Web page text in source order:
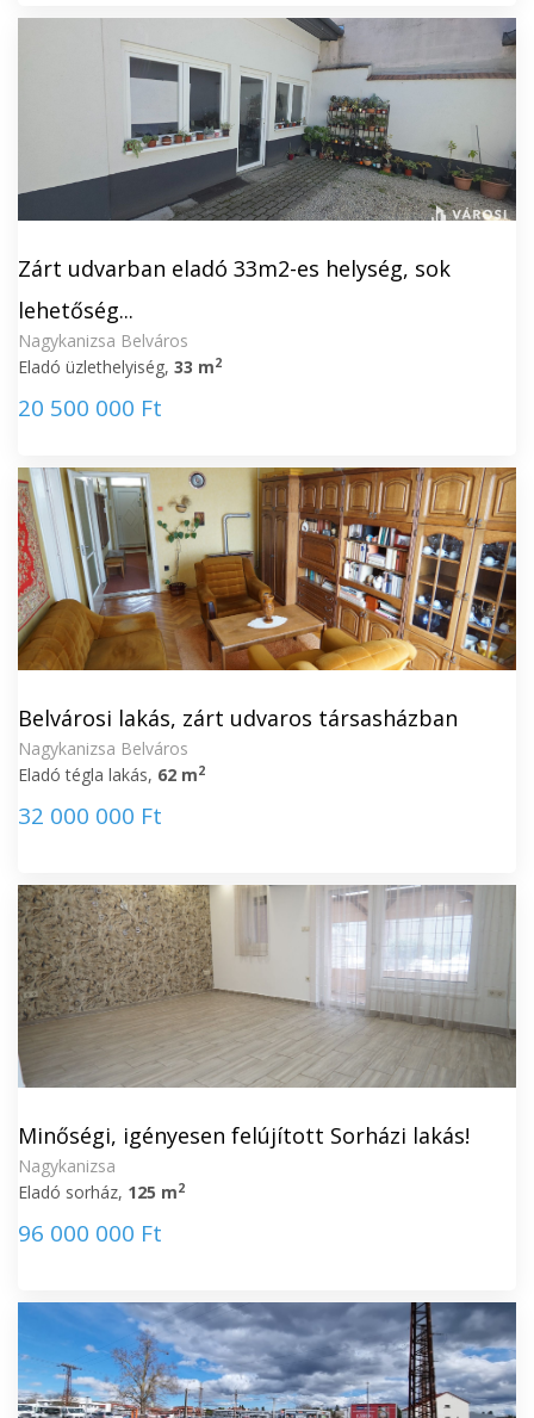
Zárt udvarban eladó 33m2-es helység, sok
lehetőség...
Nagykanizsa Belváros
Eladó üzlethelyiség, 33 m2
20 500 000 Ft
Belvárosi lakás, zárt udvaros társasházban
Nagykanizsa Belváros
Eladó tégla lakás, 62 m2
32 000 000 Ft
Minőségi, igényesen felújított Sorházi lakás!
Nagykanizsa
Eladó sorház, 125 m2
96 000 000 Ft